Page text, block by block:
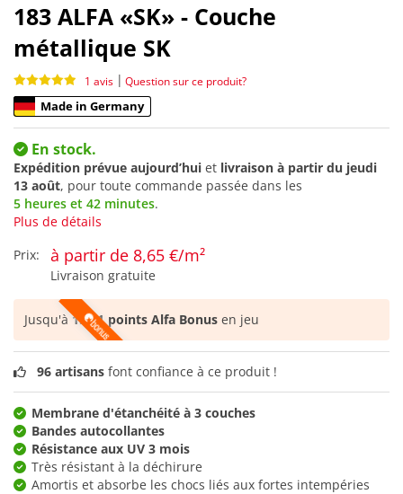
183 ALFA «SK» - Couche
métallique SK
1 avis | Question sur ce produit?
Made in Germany
En stock.
Expédition prévue aujourd’hui et livraison à partir du jeudi
13 août, pour toute commande passée dans les
5 heures et 42 minutes.
Plus de détails
Prix:
à partir de 8,65 €/m²
Livraison gratuite
Jusqu'à1.081 points Alfa Bonus en jeu
96 artisans font confiance à ce produit !
Membrane d'étanchéité à 3 couches
Bandes autocollantes
Résistance aux UV 3 mois
Très résistant à la déchirure
Amortis et absorbe les chocs liés aux fortes intempéries